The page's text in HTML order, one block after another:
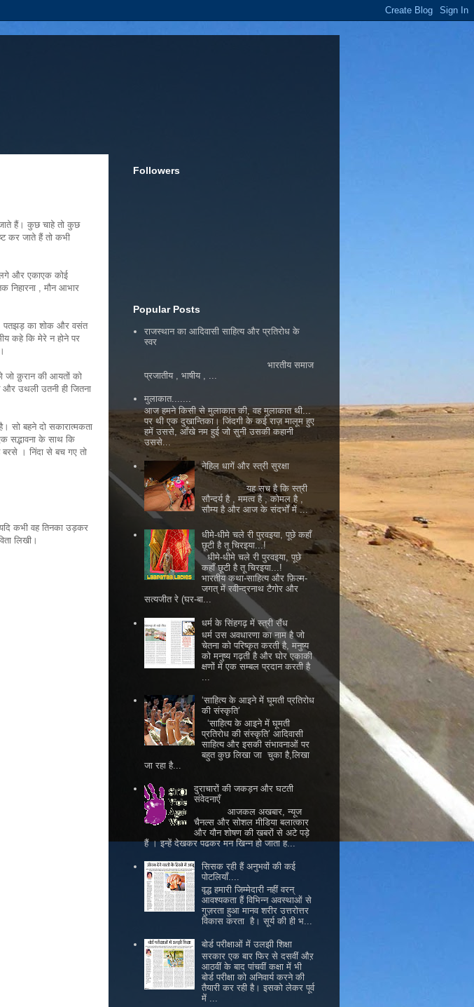
हैं। कुछ चाहे तो कुछ
कर जाते हैं तो कभी
लगे और एकाएक कोई
निहारना , मौन आभार
पतझड़ का शोक और वसंत
कहे कि मेरे न होने पर
जो क़ुरान की आयतों को
और उथली उतनी ही जितना
सो बहने दो सकारात्मकता
सद्भावना के साथ कि
बरसे । निंदा से बच गए तो
कभी वह तिनका उड़कर
लिखी।
Followers
Popular Posts
राजस्थान का आदिवासी साहित्य और प्रतिरोध के
स्वर
भारतीय समाज
प्रजातीय , भाषीय , ...
मुलाकात.......
आज हमने किसी से मुलाकात की, वह मुलाकात थी...
पर थी एक दुखान्तिका। जिंदगी के कई राज़ मालूम हुए
हमें उससे, आँखे नम हुई जो सुनी उसकी कहानी
उससे...
नेहिल धागें और स्त्री सुरक्षा
यह सच है कि स्त्री
सौन्दर्य है , ममत्व है , कोमल है ,
सौम्य है और आज के संदर्भों में ...
धीमे-धीमे चले री पुरवइया, पूछे कहाँ
छूटी है तू चिरइया...!
धीमे-धीमे चले री पुरवइया, पूछे
कहाँ छूटी है तू चिरइया...!
भारतीय कथा-साहित्य और फ़िल्म-
जगत् में रवीन्द्रनाथ टैगोर और
सत्यजीत रे (घर-बा...
धर्म के सिंहगढ़ में स्त्री सैंध
धर्म उस अवधारणा का नाम है जो
चेतना को परिष्कृत करती है, मनुष्य
को मनुष्य गढ़ती है और घोर एकाकी
क्षणों में एक सम्बल प्रदान करती है
...
‘साहित्य के आइने में घूमती प्रतिरोध
की संस्कृति’
‘साहित्य के आइने में घूमती
प्रतिरोध की संस्कृति’ आदिवासी
साहित्य और इसकी संभावनाओं पर
बहुत कुछ लिखा जा चुका है,लिखा
जा रहा है...
दुराचारों की जकड़न और घटती
संवेदनाएँ
आजकल अखबार, न्यूज
चैनल्स और सोशल मीडिया बलात्कार
और यौन शोषण की खबरों से अटे पड़े
हैं । इन्हें देखकर पढकर मन खिन्न हो जाता ह...
सिसक रही हैं अनुभवों की कई
पोटलियाँ....
वृद्ध हमारी जिम्मेदारी नहीं वरन्
आवश्यकता हैं विभिन्न अवस्थाओं से
गुज़रता हुआ मानव शरीर उत्तरोत्तर
विकास करता है। सूर्य की ही भ...
बोर्ड परीक्षाओं में उलझी शिक्षा
सरकार एक बार फिर से दसवीं औऱ
आठवीं के बाद पांचवीं कक्षा में भी
बोर्ड परीक्षा को अनिवार्य करने की
तैयारी कर रही है। इसको लेकर पूर्व
में ...